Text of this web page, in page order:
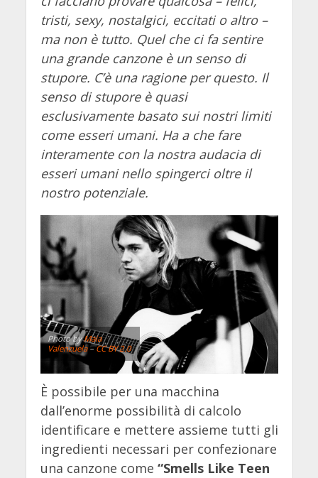
tristi, sexy, nostalgici, eccitati o altro –
ma non è tutto. Quel che ci fa sentire
una grande canzone è un senso di
stupore. C’è una ragione per questo. Il
senso di stupore è quasi
esclusivamente basato sui nostri limiti
come esseri umani. Ha a che fare
interamente con la nostra audacia di
esseri umani nello spingerci oltre il
nostro potenziale.
Photo byMaia
Valenzuela–CC BY 2.0
È possibile per una macchina
dall’enorme possibilità di calcolo
identificare e mettere assieme tutti gli
ingredienti necessari per confezionare
una canzone come “Smells Like Teen